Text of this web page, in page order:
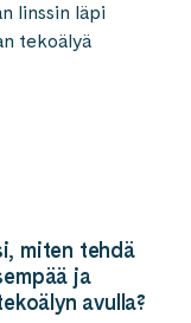
linssin läpi
tekoälyä
miten tehdä
ja
avulla?